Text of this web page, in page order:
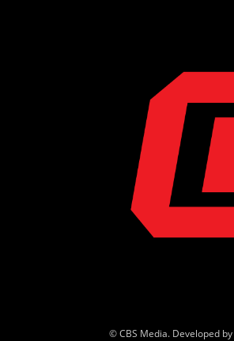
© CBS Media. Developed by